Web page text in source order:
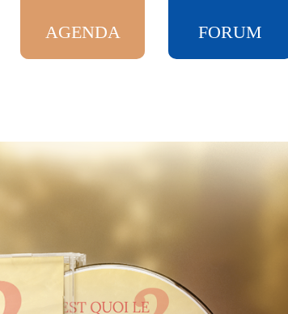
AGENDA FORUM